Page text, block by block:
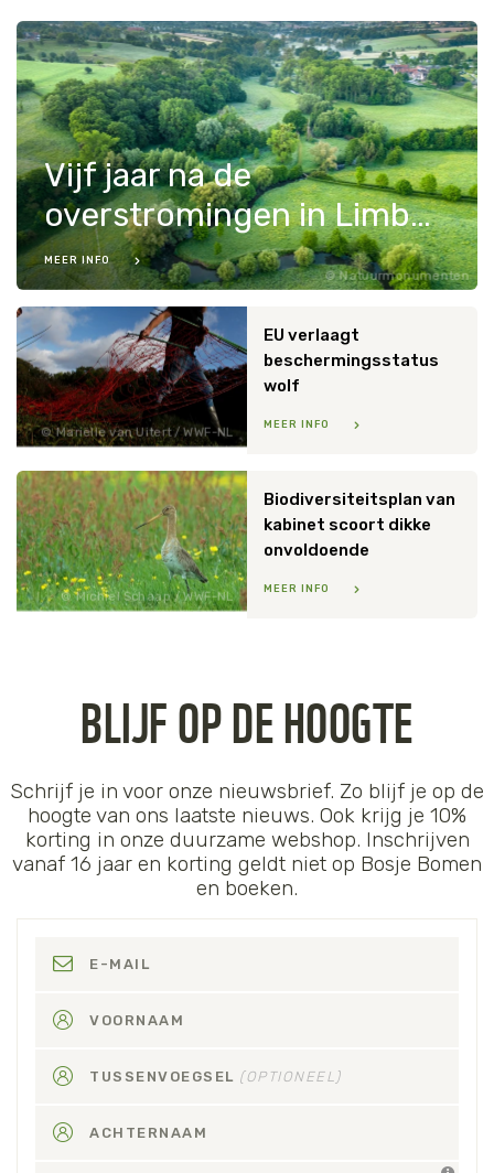
Natuurmonumenten
Vijf jaar na de
overstromingen in Limburg: samen met de natuur werken aan bescherming tegen extreem weer
MEER INFO
Mariëlle van Uitert / WWF-NL
EU verlaagt
beschermingsstatus
wolf
MEER INFO
Michiel Schaap / WWF-NL
Biodiversiteitsplan van
kabinet scoort dikke
onvoldoende
MEER INFO
BLIJF OP DE HOOGTE
Schrijf je in voor onze nieuwsbrief. Zo blijf je op de
hoogte van ons laatste nieuws. Ook krijg je 10%
korting in onze duurzame webshop. Inschrijven
vanaf 16 jaar en korting geldt niet op Bosje Bomen
en boeken.
E-MAIL
VOORNAAM
TUSSENVOEGSEL (OPTIONEEL)
ACHTERNAAM